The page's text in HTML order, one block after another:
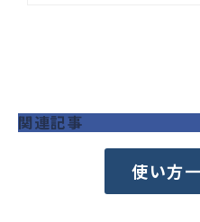
関連記事
使い方